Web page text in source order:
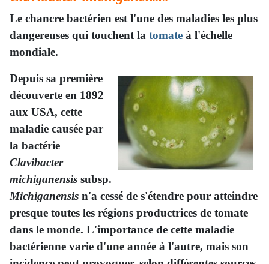
Le chancre bactérien est l'une des maladies les plus
dangereuses qui touchent la tomate à l'échelle
mondiale.
Depuis sa première
découverte en 1892
aux USA, cette
maladie causée par
la bactérie
Clavibacter
michiganensis subsp.
Michiganensis n'a cessé de s'étendre pour atteindre
presque toutes les régions productrices de tomate
dans le monde. L'importance de cette maladie
bactérienne varie d'une année à l'autre, mais son